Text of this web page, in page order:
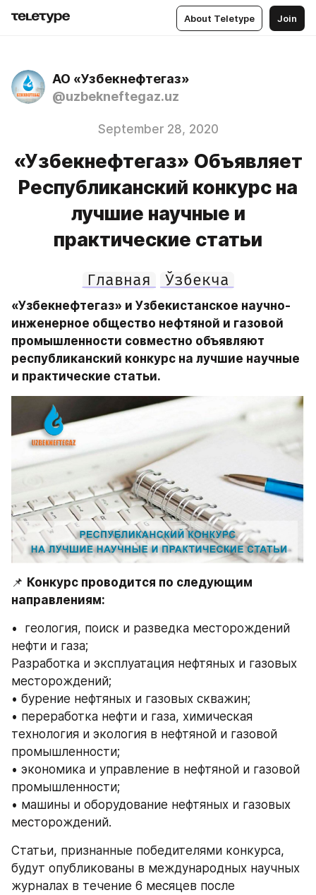
About Teletype Join
АО «Узбекнефтегаз»
@uzbekneftegaz.uz
September 28, 2020
«Узбекнефтегаз» Объявляет
Республиканский конкурс на
лучшие научные и
практические статьи
Главная Ўзбекча
«Узбекнефтегаз» и Узбекистанское научно-
инженерное общество нефтяной и газовой
промышленности совместно объявляют
республиканский конкурс на лучшие научные
и практические статьи.
📌 Конкурс проводится по следующим
направлениям:
•  геология, поиск и разведка месторождений
нефти и газа;
Разработка и эксплуатация нефтяных и газовых
месторождений;
• бурение нефтяных и газовых скважин;
• переработка нефти и газа, химическая
технология и экология в нефтяной и газовой
промышленности;
• экономика и управление в нефтяной и газовой
промышленности;
• машины и оборудование нефтяных и газовых
месторождений.
Статьи, признанные победителями конкурса,
будут опубликованы в международных научных
журналах в течение 6 месяцев после